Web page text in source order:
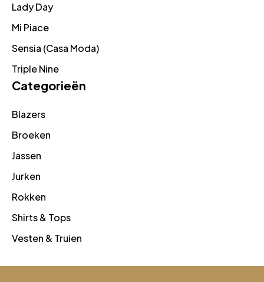
Lady Day
Mi Piace
Sensia (Casa Moda)
Triple Nine
Categorieën
Blazers
Broeken
Jassen
Jurken
Rokken
Shirts & Tops
Vesten & Truien